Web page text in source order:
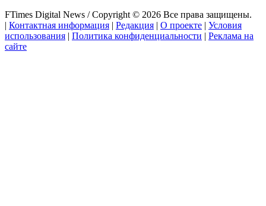
FTimes Digital News / Copyright © 2026 Все права защищены.
| Контактная информация | Редакция | О проекте | Условия
использования | Политика конфиденциальности | Реклама на
сайте